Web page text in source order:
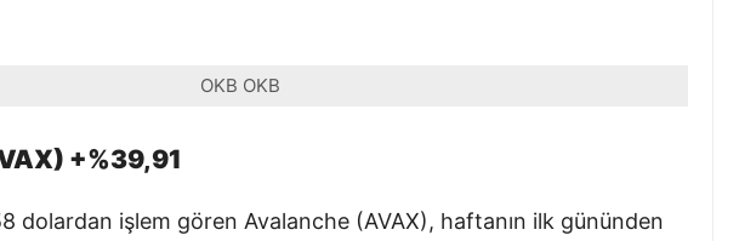
OKB OKB
+%39,91
dolardan işlem gören Avalanche (AVAX), haftanın ilk gününden